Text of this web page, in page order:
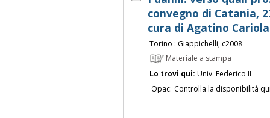
convegno di Catania,
cura di Agatino
Torino : Giappichelli, c2008
Materiale a stampa
Lo trovi qui: Univ. Federico II
Opac: Controlla la disponibilità